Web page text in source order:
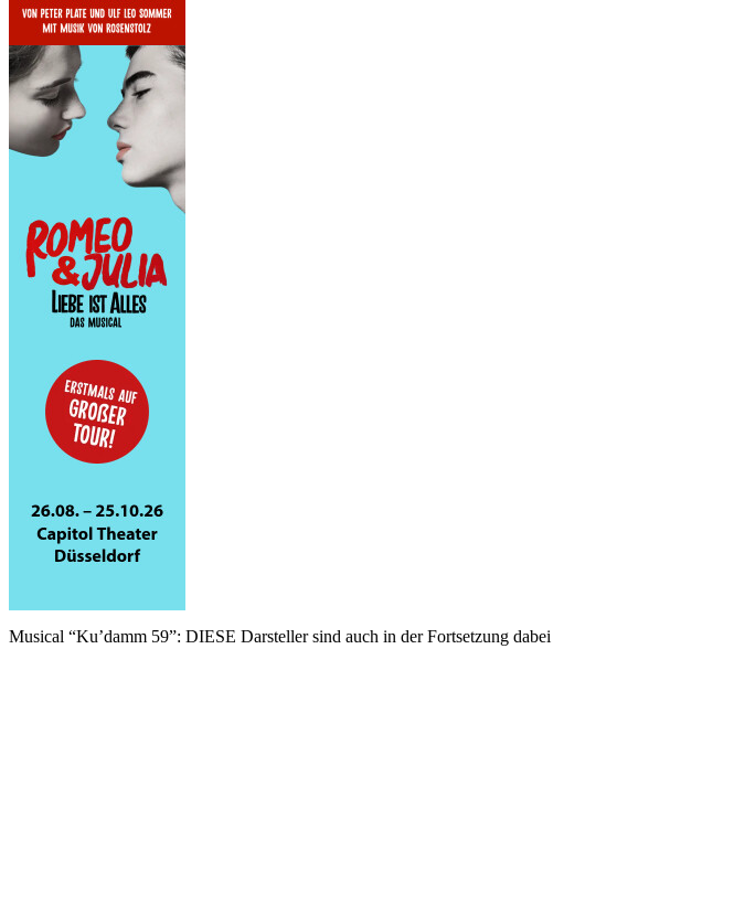
Musical “Ku’damm 59”: DIESE Darsteller sind auch in der Fortsetzung dabei